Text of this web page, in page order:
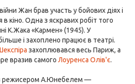
Жан брав участь у бойових діях і
кіно. Одна з яскравих робіт того
К.Жака «Кармен» (1945). У
і захоплено працює в театрі.
захоплювався весь Париж, а
вразив самого Лоуренса Олів'є.
режисером А.Юнебелем —